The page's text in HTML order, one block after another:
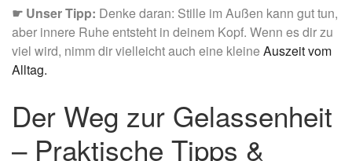
☛ Unser Tipp: Denke daran: Stille im Außen kann gut tun,
aber innere Ruhe entsteht in deinem Kopf. Wenn es dir zu
viel wird, nimm dir vielleicht auch eine kleine Auszeit vom
Alltag.
Der Weg zur Gelassenheit
– Praktische Tipps &